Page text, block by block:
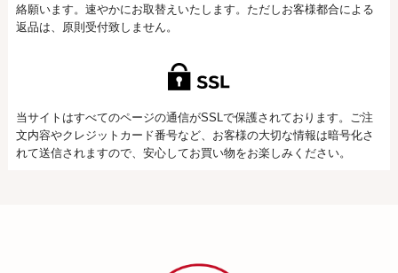
絡願います。速やかにお取替えいたします。ただしお客様都合による
返品は、原則受付致しません。
当サイトはすべてのページの通信がSSLで保護されております。ご注
文内容やクレジットカード番号など、お客様の大切な情報は暗号化さ
れて送信されますので、安心してお買い物をお楽しみください。